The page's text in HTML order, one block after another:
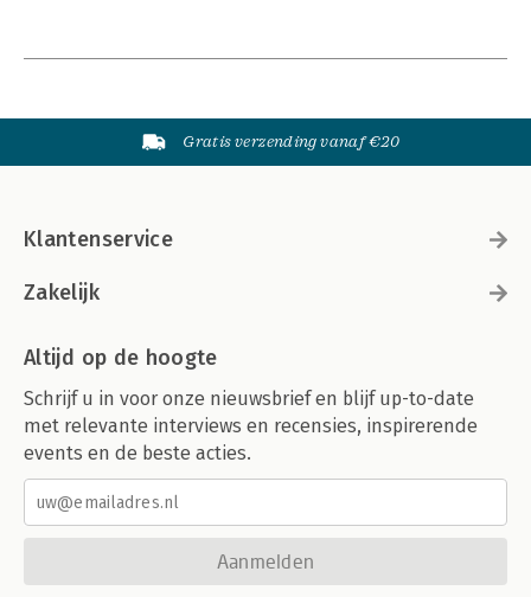
Gratis verzending vanaf €20
Klantenservice
Zakelijk
Altijd op de hoogte
Schrijf u in voor onze nieuwsbrief en blijf up-to-date
met relevante interviews en recensies, inspirerende
events en de beste acties.
Aanmelden